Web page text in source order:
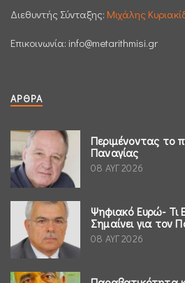
Διεθυντής Σύνταξης: Μιχάλης
Επικοινωνία: info@metarithmisi.gr
ΆΡΘΡΑ
Περιμένοντας το
Παναγίας
08 ΑΥΓ 2026
Ψηφιακό Ευρώ- Τι
Σημαίνει για τον
08 ΑΥΓ 2026